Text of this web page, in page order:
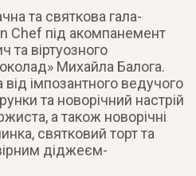
та святкова гала-
Chef під акомпанемент
та віртуозного
Михайла Балога.
імпозантного ведучого
та новорічний настрій
а також новорічні
святковий торт та
діджеєм-